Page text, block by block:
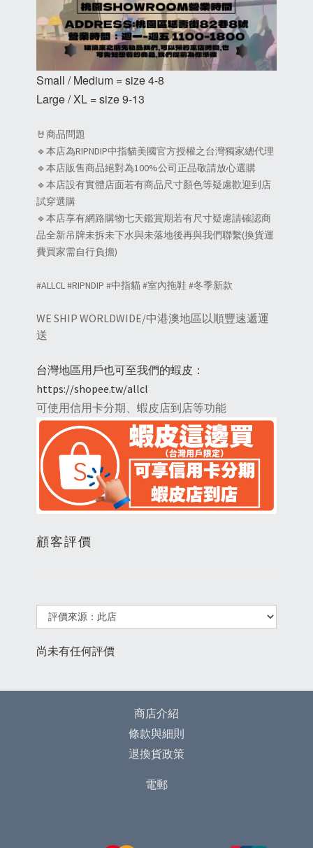
Small / Medium = size 4-8
Large / XL = size 9-13
🤘商品問題
🔹本店為RIPNDIP中指貓美國官方授權之台灣獨家總代理
🔹本店販售商品絕對為100%公司正品敬請放心選購
🔹本店設有實體店面若有商品尺寸顏色等疑慮歡迎到店
試穿選購
🔹本店享有網路購物七天鑑賞期若有尺寸疑慮請確認商
品全新吊牌未拆未下水與未落地後再與我們聯繫(換貨運
費買家需自行負擔)
#ALLCL #RIPNDIP #中指貓 #室內拖鞋 #冬季新款
WE SHIP WORLDWIDE/中港澳地區以順豐速遞運
送
台灣地區用戶也可至我們的蝦皮：
https://shopee.tw/allcl
可使用信用卡分期、蝦皮店到店等功能
顧客評價
尚未有任何評價
商店介紹
條款與細則
退換貨政策
電郵